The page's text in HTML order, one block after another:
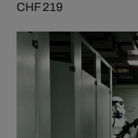
CHF 219